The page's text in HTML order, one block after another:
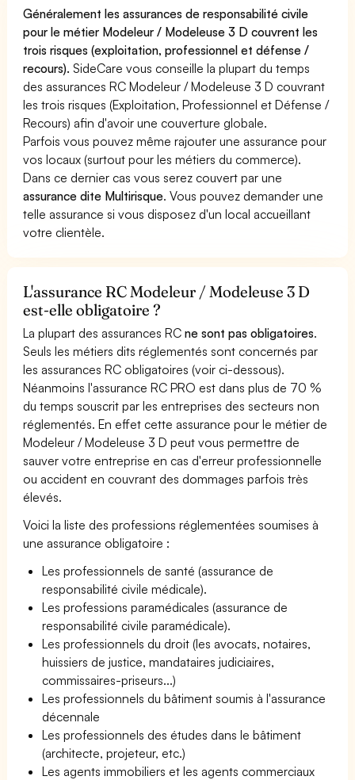
Généralement les assurances de responsabilité civile
pour le métier Modeleur / Modeleuse 3 D couvrent les
trois risques (exploitation, professionnel et défense /
recours). SideCare vous conseille la plupart du temps
des assurances RC Modeleur / Modeleuse 3 D couvrant
les trois risques (Exploitation, Professionnel et Défense /
Recours) afin d'avoir une couverture globale.
Parfois vous pouvez même rajouter une assurance pour
vos locaux (surtout pour les métiers du commerce).
Dans ce dernier cas vous serez couvert par une
assurance dite Multirisque. Vous pouvez demander une
telle assurance si vous disposez d'un local accueillant
votre clientèle.
L'assurance RC Modeleur / Modeleuse 3 D
est-elle obligatoire ?
La plupart des assurances RCne sont pas obligatoires.
Seuls les métiers dits réglementés sont concernés par
les assurances RC obligatoires (voir ci-dessous).
Néanmoins l'assurance RC PRO est dans plus de 70 %
du temps souscrit par les entreprises des secteurs non
réglementés. En effet cette assurance pour le métier de
Modeleur / Modeleuse 3 D peut vous permettre de
sauver votre entreprise en cas d'erreur professionnelle
ou accident en couvrant des dommages parfois très
élevés.
Voici la liste des professions réglementées soumises à
une assurance obligatoire :
Les professionnels de santé (assurance de
responsabilité civile médicale).
Les professions paramédicales (assurance de
responsabilité civile paramédicale).
Les professionnels du droit (les avocats, notaires,
huissiers de justice, mandataires judiciaires,
commissaires-priseurs...)
Les professionnels du bâtiment soumis à l'assurance
décennale
Les professionnels des études dans le bâtiment
(architecte, projeteur, etc.)
Les agents immobiliers et les agents commerciaux